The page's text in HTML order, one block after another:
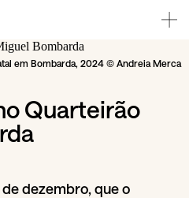
em Bombarda, 2024 © Andreia Merca
Quarteirão
dezembro, que o